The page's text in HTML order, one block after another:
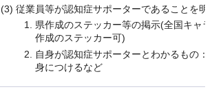
(3) 従業員等が認知症サポーターであることを
県作成のステッカー等の掲示(全国キャ
作成のステッカー可)
自身が認知症サポーターとわかるもの
身につけるなど